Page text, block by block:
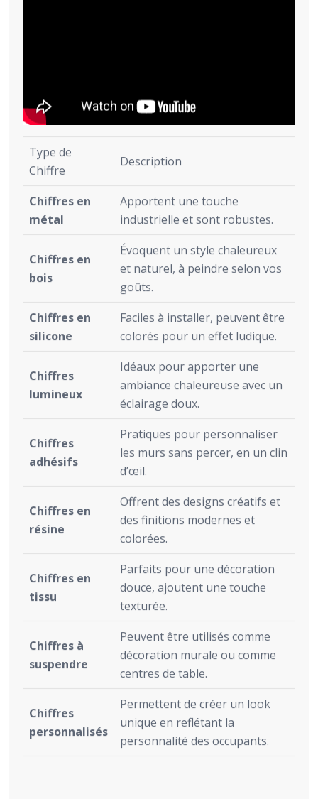
Type de
Chiffre
Description
Chiffres en
métal
Apportent une touche
industrielle et sont robustes.
Chiffres en
bois
Évoquent un style chaleureux
et naturel, à peindre selon vos
goûts.
Chiffres en
silicone
Faciles à installer, peuvent être
colorés pour un effet ludique.
Chiffres
lumineux
Idéaux pour apporter une
ambiance chaleureuse avec un
éclairage doux.
Chiffres
adhésifs
Pratiques pour personnaliser
les murs sans percer, en un clin
d’œil.
Chiffres en
résine
Offrent des designs créatifs et
des finitions modernes et
colorées.
Chiffres en
tissu
Parfaits pour une décoration
douce, ajoutent une touche
texturée.
Chiffres à
suspendre
Peuvent être utilisés comme
décoration murale ou comme
centres de table.
Chiffres
personnalisés
Permettent de créer un look
unique en reflétant la
personnalité des occupants.